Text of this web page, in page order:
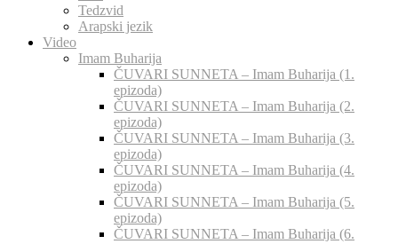
Tedzvid
Arapski jezik
Video
Imam Buharija
ČUVARI SUNNETA – Imam Buharija (1.
epizoda)
ČUVARI SUNNETA – Imam Buharija (2.
epizoda)
ČUVARI SUNNETA – Imam Buharija (3.
epizoda)
ČUVARI SUNNETA – Imam Buharija (4.
epizoda)
ČUVARI SUNNETA – Imam Buharija (5.
epizoda)
ČUVARI SUNNETA – Imam Buharija (6.